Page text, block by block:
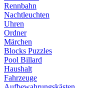
Rennbahn
Nachtleuchten
Uhren
Ordner
Märchen
Blocks Puzzles
Pool Billard
Haushalt
Fahrzeuge